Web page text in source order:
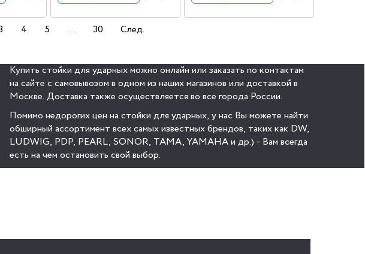
4 5 ... 30 След.
Купить стойки для ударных можно онлайн или заказать по контактам
на сайте с самовывозом в одном из наших магазинов или доставкой в
Москве. Доставка также осуществляется во все города России.
Помимо недорогих цен на стойки для ударных, у нас Вы можете найти
обширный ассортимент всех самых известных брендов, таких как DW,
LUDWIG, PDP, PEARL, SONOR, TAMA, YAMAHA и др.) - Вам всегда
есть на чем остановить свой выбор.